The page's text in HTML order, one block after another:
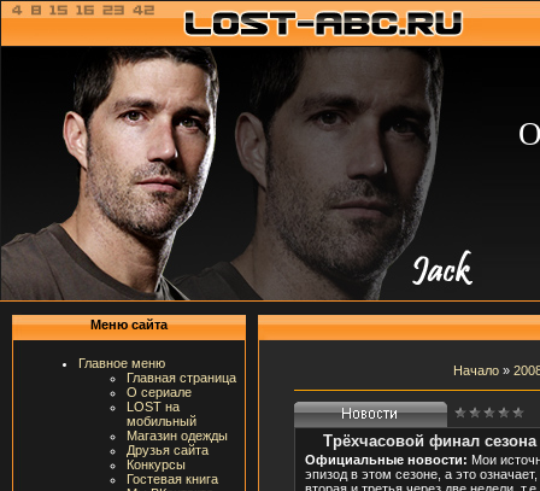
Меню сайта
Главное меню
Главная страница
О сериале
LOST на
мобильный
Магазин одежды
Друзья сайта
Конкурсы
Гостевая книга
Начало»
Трёхчасовой финал
Официальные новости: Мои
эпизод в этом сезоне, а это